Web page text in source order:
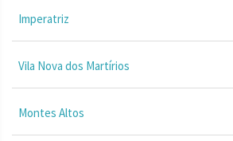
Imperatriz
Vila Nova dos Martírios
Montes Altos